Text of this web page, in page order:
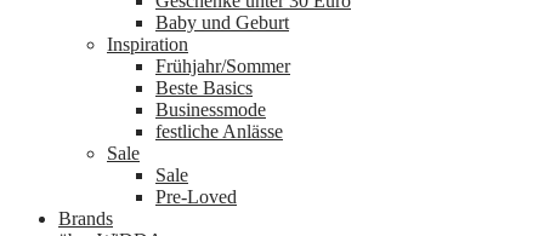
Baby und Geburt
Inspiration
Frühjahr/Sommer
Beste Basics
Businessmode
festliche Anlässe
Sale
Sale
Pre-Loved
Brands